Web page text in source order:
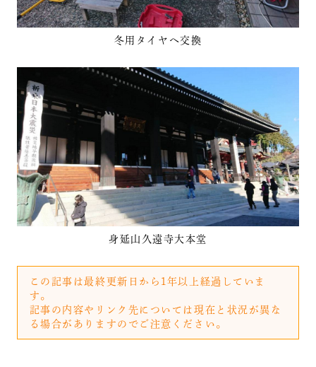
冬用タイヤへ交換
身延山久遠寺大本堂
この記事は最終更新日から1年以上経過していま
す。
記事の内容やリンク先については現在と状況が異な
る場合がありますのでご注意ください。